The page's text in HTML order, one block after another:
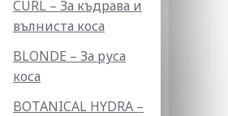
CURL – За къдрава и
вълниста коса
BLONDE – За руса
коса
BOTANICAL HYDRA –